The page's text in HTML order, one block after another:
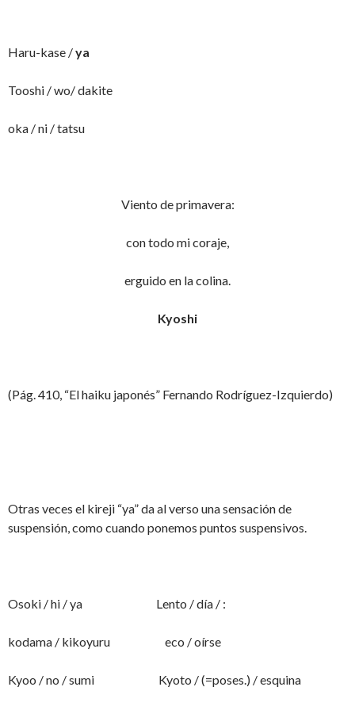
Haru-kase /ya
Tooshi / wo/ dakite
oka / ni / tatsu
Viento de primavera:
con todo mi coraje,
erguido en la colina.
Kyoshi
(Pág. 410, “El haiku japonés” Fernando Rodríguez-Izquierdo)
Otras veces el kireji “ya” da al verso una sensación de
suspensión, como cuando ponemos puntos suspensivos.
Osoki / hi / ya Lento / día / :
kodama / kikoyuru eco / oírse
Kyoo / no / sumi Kyoto / (=poses.) / esquina